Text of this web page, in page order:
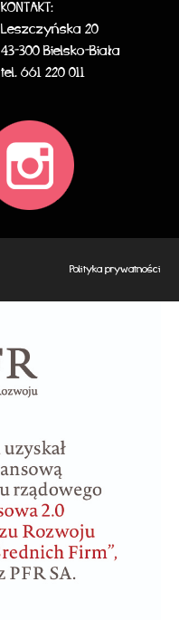
KONTAKT:
Leszczyńska 20
43-300 Bielsko-Biała
tel. 661 220 011
Polityka prywatności